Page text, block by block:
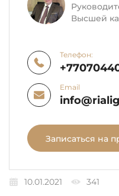
Высшей
Телефон:
Email
Записаться на
10.01.2021 341